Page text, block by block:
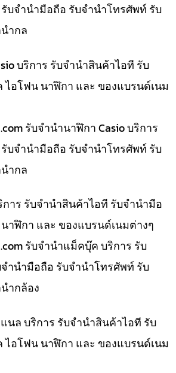
บจำนำมือถือ รับจำนำโทรศัพท์ รับ
ำกล
บริการ รับจำนำสินค้าไอที รับ
ไอโฟน นาฬิกา และ ของแบรนด์เนม
รับจำนำนาฬิกา Casio บริการ
บจำนำมือถือ รับจำนำโทรศัพท์ รับ
ำกล
าร รับจำนำสินค้าไอที รับจำนำมือ
าฬิกา และ ของแบรนด์เนมต่างๆ
รับจำนำแม็คบุ๊ค บริการ รับ
ำนำมือถือ รับจำนำโทรศัพท์ รับ
ำกล้อง
นล บริการ รับจำนำสินค้าไอที รับ
ไอโฟน นาฬิกา และ ของแบรนด์เนม